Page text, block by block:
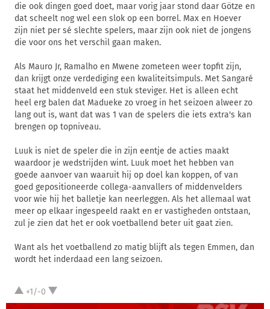
die ook dingen goed doet, maar vorig jaar stond daar Götze en
dat scheelt nog wel een slok op een borrel. Max en Hoever
zijn niet per sé slechte spelers, maar zijn ook niet de jongens
die voor ons het verschil gaan maken.
Als Mauro Jr, Ramalho en Mwene zometeen weer topfit zijn,
dan krijgt onze verdediging een kwaliteitsimpuls. Met Sangaré
staat het middenveld een stuk steviger. Het is alleen echt
heel erg balen dat Madueke zo vroeg in het seizoen alweer zo
lang out is, want dat was 1 van de spelers die iets extra's kan
brengen op topniveau.
Luuk is niet de speler die in zijn eentje de acties maakt
waardoor je wedstrijden wint. Luuk moet het hebben van
goede aanvoer van waaruit hij op doel kan koppen, of van
goed gepositioneerde collega-aanvallers of middenvelders
voor wie hij het balletje kan neerleggen. Als het allemaal wat
meer op elkaar ingespeeld raakt en er vastigheden ontstaan,
zul je zien dat het er ook voetballend beter uit gaat zien.
Want als het voetballend zo matig blijft als tegen Emmen, dan
wordt het inderdaad een lang seizoen.
+1/-0